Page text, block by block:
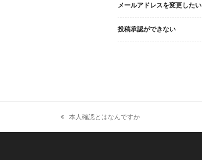
メールアドレスを変更したい
投稿承認ができない
previous
post:
本人確認とはなんですか